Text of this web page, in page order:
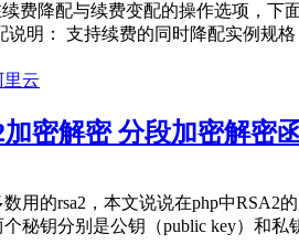
费降配与续费变配的操作选项，
明： 支持续费的同时降配实例规
里云
密解密 分段加密解密
用的rsa2，本文说说在php中
秘钥分别是公钥（public key）和